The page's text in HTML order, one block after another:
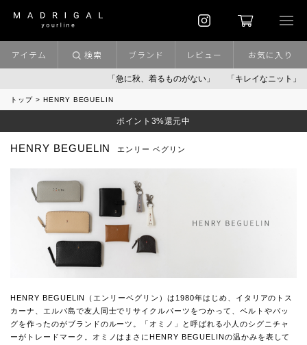
「急に秋、着るものがない」 「キレイなニット」 ポイン
アイテム 検索 ブランド レビュー お気に入り
トップ HENRY BEGUELIN
ポイント3%還元中
HENRY BEGUELIN エンリー ベグリン
HENRY BEGUELIN（エンリーベグリン）は1980年はじめ、イタリアのトス
カーナ、エルバ島で友人同士でリサイクルパーツをつかって、ベルトやバッ
グを作ったのがブランドのルーツ。「オミノ」と呼ばれる小人のシグニチャ
ーがトレードマーク。オミノはまさにHENRY BEGUELINの温かみを表して